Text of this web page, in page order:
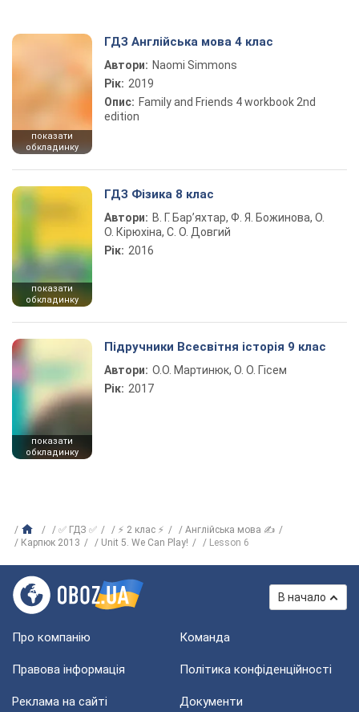
показати
обкладинку
ГДЗ Англійська мова 4 клас
Автори: Naomi Simmons
Рік: 2019
Опис: Family and Friends 4 workbook 2nd
edition
показати
обкладинку
ГДЗ Фізика 8 клас
Автори: В. Г. Бар’яхтар, Ф. Я. Божинова, О.
О. Кірюхіна, С. О. Довгий
Рік: 2016
показати
обкладинку
Підручники Всесвітня історія 9 клас
Автори: О.О. Мартинюк, О. О. Гісем
Рік: 2017
✅ ГДЗ ✅ ⚡ 2 клас ⚡
Англійська мова ✍
Карпюк 2013
Unit 5. We Can Play! Lesson 6
В начало
Про компанію Команда
Правова інформація Політика конфіденційності
Реклама на сайті Документи